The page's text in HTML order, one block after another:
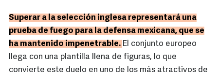
Superar a la selección inglesa representará una
prueba de fuego para la defensa mexicana, que se
ha mantenido impenetrable. El conjunto europeo
llega con una plantilla llena de figuras, lo que
convierte este duelo en uno de los más atractivos de